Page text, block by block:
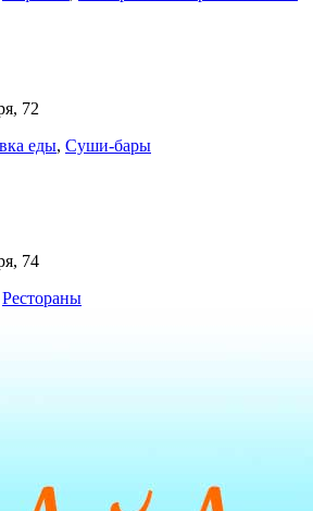
72
еды, Суши-бары
74
Рестораны